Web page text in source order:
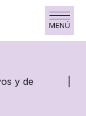
MENÚ
y de